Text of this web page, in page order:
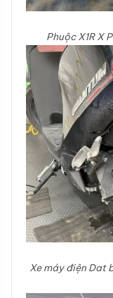
Phuộc X1R X
Xe máy điện Dat